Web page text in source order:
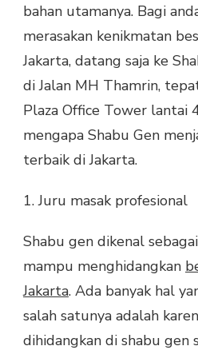
bahan utamanya. Bagi
merasakan kenikmatan
Jakarta, datang saja ke
di Jalan MH Thamrin,
Plaza Office Tower lantai
mengapa Shabu Gen
terbaik di Jakarta.
1. Juru masak profesional
Shabu gen dikenal
mampu menghidangkan
Jakarta. Ada banyak hal
salah satunya adalah
dihidangkan di shabu gen